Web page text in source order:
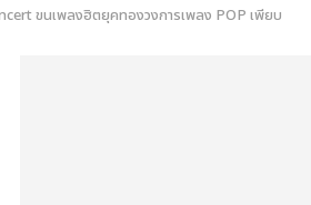
ขนเพลงฮิตยุคทองวงการเพลง POP เพียบ